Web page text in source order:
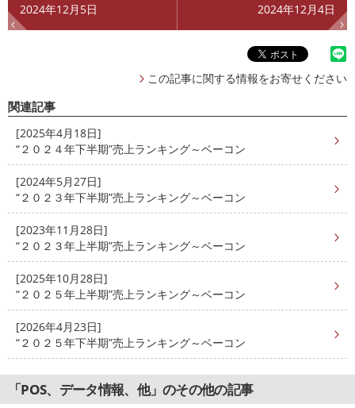
2024年12月5日
2024年12月4日
この記事に関する情報をお寄せください
関連記事
[2025年4月18日]
“２０２４年下半期”売上ランキング～ベーコン
[2024年5月27日]
“２０２３年下半期”売上ランキング～ベーコン
[2023年11月28日]
“２０２３年上半期”売上ランキング～ベーコン
[2025年10月28日]
“２０２５年上半期”売上ランキング～ベーコン
[2026年4月23日]
“２０２５年下半期”売上ランキング～ベーコン
「POS、データ情報、他」のその他の記事